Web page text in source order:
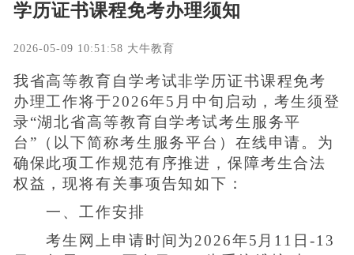
学历证书课程免考办理须知
2026-05-09 10:51:58 大牛教育
我省高等教育自学考试非学历证书课程免考
办理工作将于2026年5月中旬启动，考生须登
录“湖北省高等教育自学考试考生服务平
台”（以下简称考生服务平台）在线申请。为
确保此项工作规范有序推进，保障考生合法
权益，现将有关事项告知如下：
一、工作安排
考生网上申请时间为2026年5月11日-13